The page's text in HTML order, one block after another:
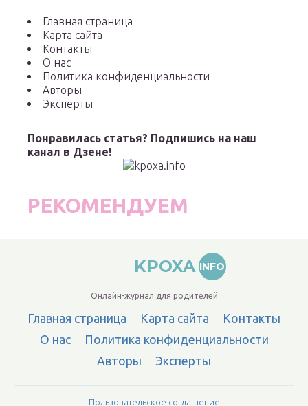
Главная страница
Карта сайта
Контакты
О нас
Политика конфиденциальности
Авторы
Эксперты
Понравилась статья? Подпишись на наш
канал в Дзене!
РЕКОМЕНДУЕМ
KPOXA INFO
Онлайн-журнал для родителей
Главная страница Карта сайта
Контакты
О нас
Политика конфиденциальности
Авторы
Эксперты
Пользовательское соглашение